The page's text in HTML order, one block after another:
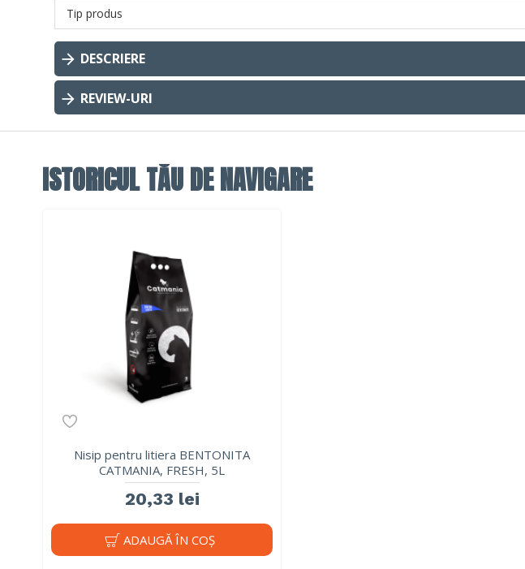
Tip produs
DESCRIERE
REVIEW-URI
ISTORICUL TĂU DE NAVIGARE
Nisip pentru litiera BENTONITA
CATMANIA, FRESH, 5L
20,33 lei
ADAUGĂ ÎN COŞ